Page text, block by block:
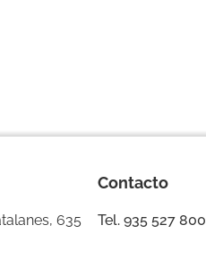
635
Contacto
Tel. 935 527 800